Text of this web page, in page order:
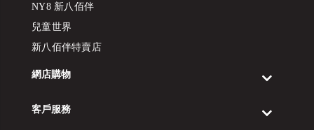
NY8 新八佰伴
兒童世界
新八佰伴特賣店
網店購物
客戶服務